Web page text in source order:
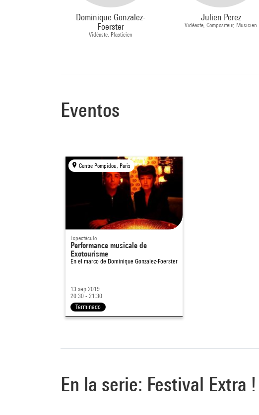
Dominique Gonzalez-
Foerster
Vidéaste, Plasticien
Julien Perez
Vidéaste, Compositeur, Musicien
Eventos
Centre Pompidou, Paris
Espectáculo
Performance musicale de
Exotourisme
En el marco de Dominique Gonzalez-Foerster
13 sep 2019
20:30 - 21:30
Terminado
En la serie: Festival Extra !